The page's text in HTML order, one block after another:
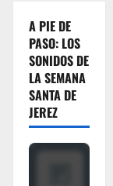
A PIE DE
PASO: LOS
SONIDOS DE
LA SEMANA
SANTA DE
JEREZ